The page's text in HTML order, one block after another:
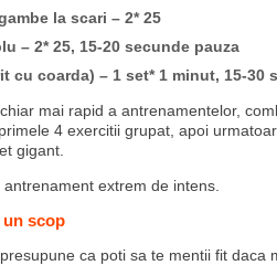
la scari – 2* 25
– 2* 25, 15-20 secunde pauza
cu coarda) – 1 set* 1 minut, 15-30
mai rapid a antrenamentelor,
4 exercitii grupat, apoi
gigant.
extrem de intens.
un scop
ca poti sa te mentii fit daca